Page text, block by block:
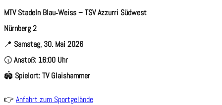
MTV Stadeln Blau‑Weiss – TSV Azzurri Südwest
Nürnberg 2
📍 Samstag, 30. Mai 2026
🕡Anstoß: 16:00 Uhr
🏟️ Spielort: TV Glaishammer
👉 Anfahrt zum Sportgelände